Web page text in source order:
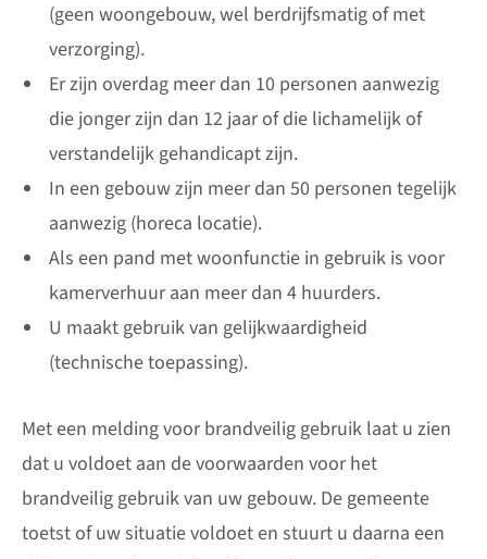
(geen woongebouw, wel berdrijfsmatig of met
verzorging).
Er zijn overdag meer dan 10 personen aanwezig
die jonger zijn dan 12 jaar of die lichamelijk of
verstandelijk gehandicapt zijn.
In een gebouw zijn meer dan 50 personen tegelijk
aanwezig (horeca locatie).
Als een pand met woonfunctie in gebruik is voor
kamerverhuur aan meer dan 4 huurders.
U maakt gebruik van gelijkwaardigheid
(technische toepassing).
Met een melding voor brandveilig gebruik laat u zien
dat u voldoet aan de voorwaarden voor het
brandveilig gebruik van uw gebouw. De gemeente
toetst of uw situatie voldoet en stuurt u daarna een